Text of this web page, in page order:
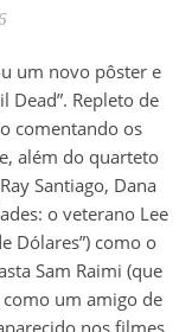
Dead”. Repleto de
comentando os
além do quarteto
Santiago, Dana
o veterano Lee
Dólares”) como o
Sam Raimi (que
como um amigo de